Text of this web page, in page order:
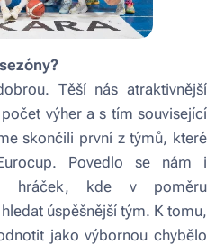
Těší nás atraktivnější
výher a s tím související
skončili první z týmů, které
Povedlo se nám i
hráček, kde v poměru
úspěšnější tým. K tomu,
jako výbornou chybělo